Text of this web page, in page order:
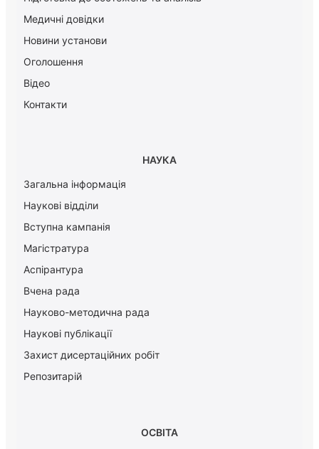
Медичні довідки
Новини установи
Оголошення
Відео
Контакти
НАУКА
Загальна інформація
Наукові відділи
Вступна кампанія
Магістратура
Аспірантура
Вчена рада
Науково-методична рада
Наукові публікації
Захист дисертаційних робіт
Репозитарій
ОСВІТА